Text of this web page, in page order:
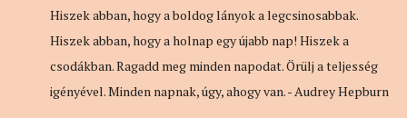
Hiszek abban, hogy a boldog lányok a legcsinosabbak.
Hiszek abban, hogy a holnap egy újabb nap! Hiszek a
csodákban. Ragadd meg minden napodat. Örülj a teljesség
igényével. Minden napnak, úgy, ahogy van. - Audrey Hepburn